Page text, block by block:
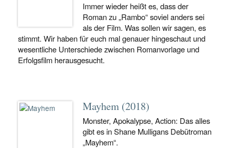
Immer wieder heißt es, dass der
Roman zu „Rambo“ soviel anders sei
als der Film. Was sollen wir sagen, es
stimmt. Wir haben für euch mal genauer hingeschaut und
wesentliche Unterschiede zwischen Romanvorlage und
Erfolgsfilm herausgesucht.
Mayhem (2018)
Monster, Apokalypse, Action: Das alles
gibt es in Shane Mulligans Debütroman
„Mayhem“.